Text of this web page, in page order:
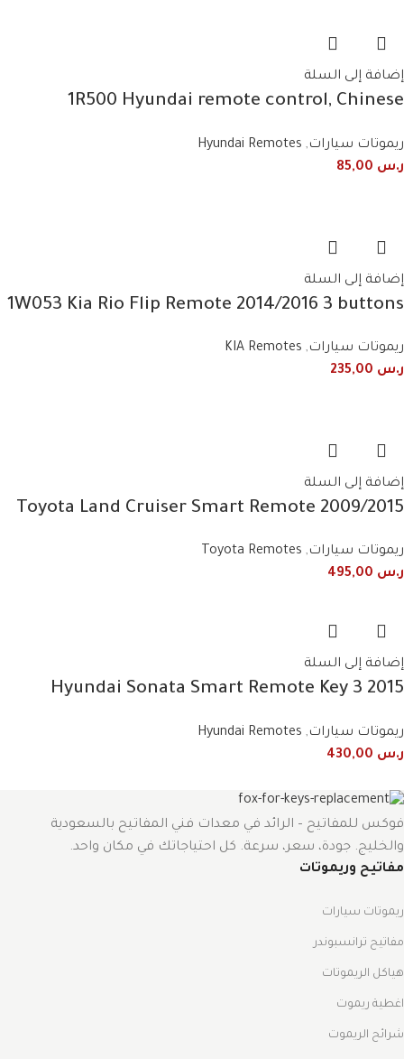
إضافة إلى السلة
1R500 Hyundai remote control, Chinese
ريموتات سيارات,
Hyundai Remotes
ر.س
إضافة إلى السلة
1W053 Kia Rio Flip Remote 2014/2016 3 buttons
ريموتات سيارات,
KIA Remotes
ر.س
إضافة إلى السلة
2009/2015 Toyota Land Cruiser Smart Remote
48E90 434MHz
ريموتات سيارات,
Toyota Remotes
ر.س
إضافة إلى السلة
2015 Hyundai Sonata Smart Remote Key 3
ريموتات سيارات,
Hyundai Remotes
ر.س
فوكس للمفاتيح – الرائد في معدات فني المفاتيح بالسعودية
والخليج. جودة، سعر، سرعة. كل احتياجاتك في مكان واحد.
مفاتيح وريموتات
ريموتات سيارات
مفاتيح ترانسبوندر
هياكل الريموتات
اغطية ريموت
شرائح الريموت